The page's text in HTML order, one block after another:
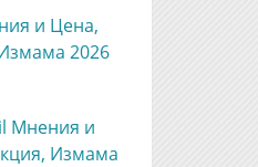
и Цена,
2026
Мнения и
Измама